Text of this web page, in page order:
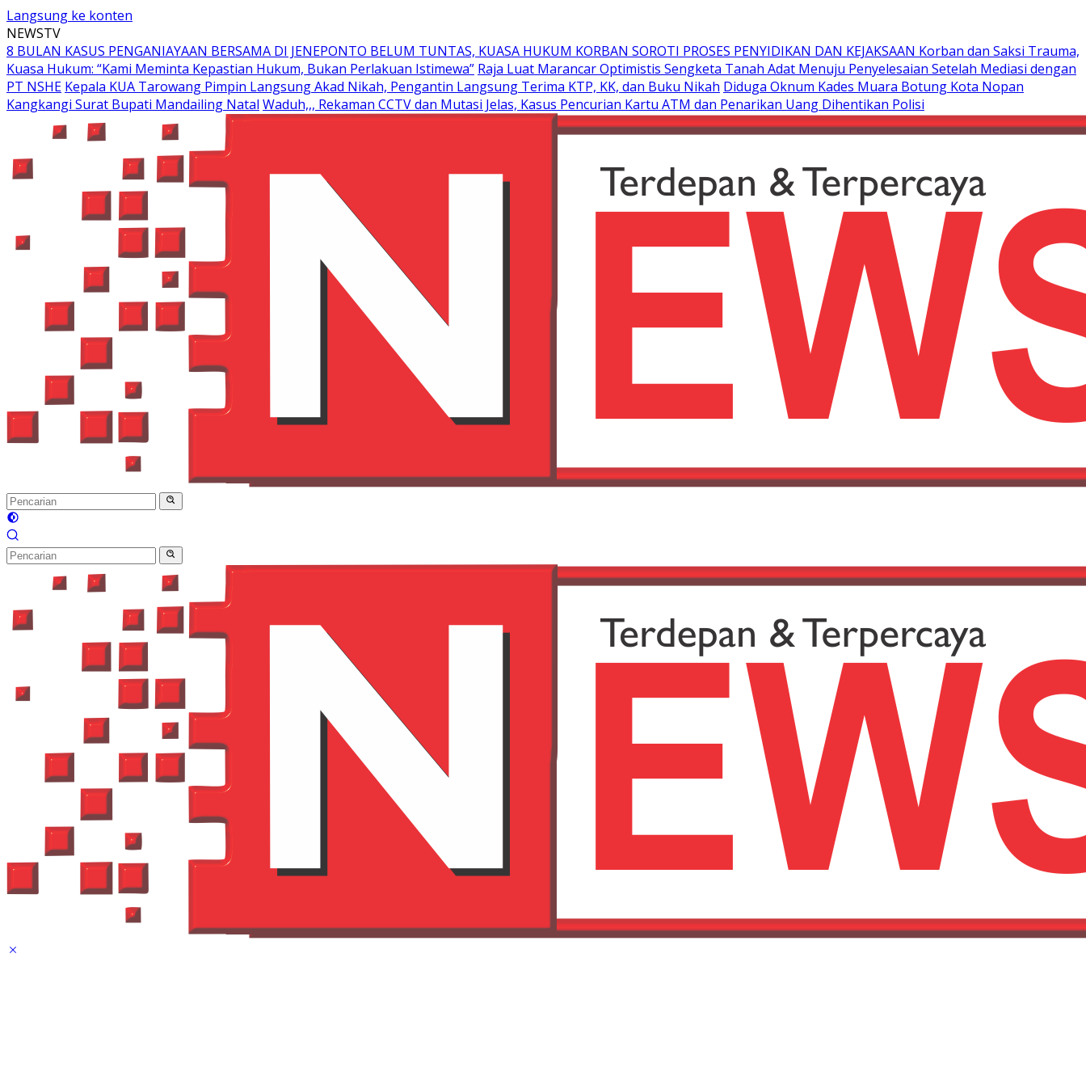
Langsung ke konten
NEWSTV
8 BULAN KASUS PENGANIAYAAN BERSAMA DI JENEPONTO BELUM TUNTAS, KUASA HUKUM KORBAN SOROTI PROSES PENYIDIKAN DAN KEJAKSAAN Korban dan Saksi Trauma,
Kuasa Hukum: “Kami Meminta Kepastian Hukum, Bukan Perlakuan Istimewa” Raja Luat Marancar Optimistis Sengketa Tanah Adat Menuju Penyelesaian Setelah Mediasi dengan
PT NSHE Kepala KUA Tarowang Pimpin Langsung Akad Nikah, Pengantin Langsung Terima KTP, KK, dan Buku Nikah Diduga Oknum Kades Muara Botung Kota Nopan
Kangkangi Surat Bupati Mandailing Natal Waduh,,, Rekaman CCTV dan Mutasi Jelas, Kasus Pencurian Kartu ATM dan Penarikan Uang Dihentikan Polisi